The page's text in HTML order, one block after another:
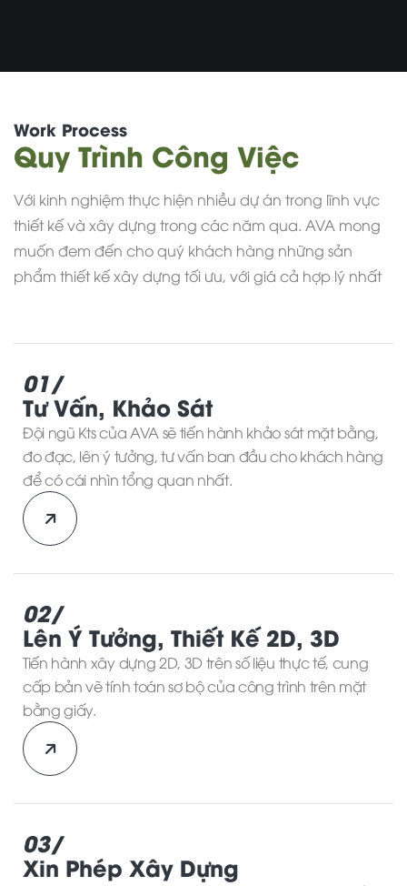
Work Process
Quy Trình Công Việc
Với kinh nghiệm thực hiện nhiều dự án trong lĩnh vực
thiết kế và xây dựng trong các năm qua. AVA mong
muốn đem đến cho quý khách hàng những sản
phẩm thiết kế xây dựng tối ưu, với giá cả hợp lý nhất
01/
Tư Vấn, Khảo Sát
Đội ngũ Kts của AVA sẽ tiến hành khảo sát mặt bằng,
đo đạc, lên ý tưởng, tư vấn ban đầu cho khách hàng
để có cái nhìn tổng quan nhất.
02/
Lên Ý Tưởng, Thiết Kế 2D, 3D
Tiến hành xây dựng 2D, 3D trên số liệu thực tế, cung
cấp bản vẽ tính toán sơ bộ của công trình trên mặt
bằng giấy.
03/
Xin Phép Xây Dựng